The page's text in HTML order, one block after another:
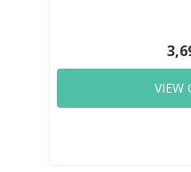
VIEW